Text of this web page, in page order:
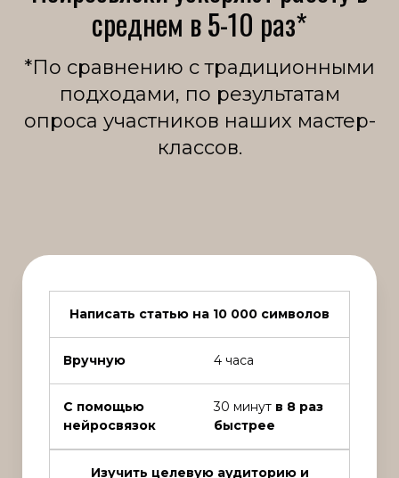
среднем в 5-10 раз*
*По сравнению с традиционными
подходами, по результатам
опроса участников наших мастер-
классов.
Написать статью на 10 000 символов
Вручную 4 часа
С помощью
нейросвязок
30 минут в 8 раз
быстрее
Изучить целевую аудиторию и